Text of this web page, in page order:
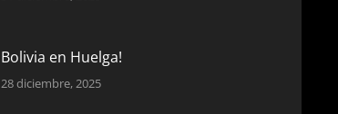
Bolivia en Huelga!
28 diciembre, 2025